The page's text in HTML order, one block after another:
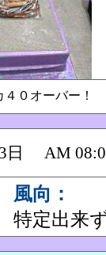
４０オーバー！
日 AM
風向：
特定出来